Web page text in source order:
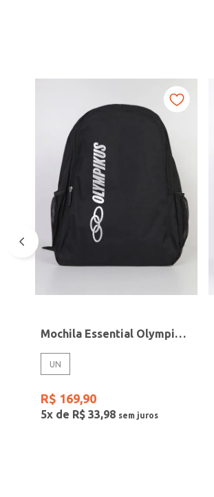
Mochila Essential Olympikus PRETO
UN
R$ 169,90
5x de R$ 33,98